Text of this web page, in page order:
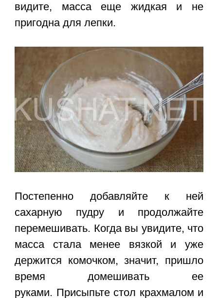
видите, масса еще жидкая и не
пригодна для лепки.
Постепенно добавляйте к ней
сахарную пудру и продолжайте
перемешивать. Когда вы увидите, что
масса стала менее вязкой и уже
держится комочком, значит, пришло
время домешивать ее
руками. Присыпьте стол крахмалом и